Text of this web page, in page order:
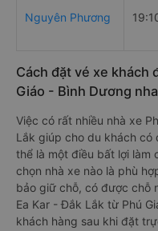
Nguyên Phương
Cách đặt vé xe khách
Giáo - Bình Dương
Việc có rất nhiều nhà xe
Lắk giúp cho du khách
thể là một điều bất lợi làm
chọn nhà xe nào là phù
bảo giữ chỗ, có được chỗ
Ea Kar - Đắk Lắk từ Phú
khách hàng sau khi đặt